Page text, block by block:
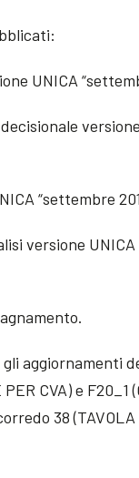
UNICA
“settembre
versione
aggiornamenti
CVA) e
38 (TAVOLA